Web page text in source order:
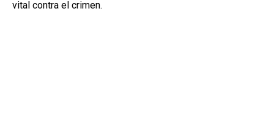
vital contra el crimen.